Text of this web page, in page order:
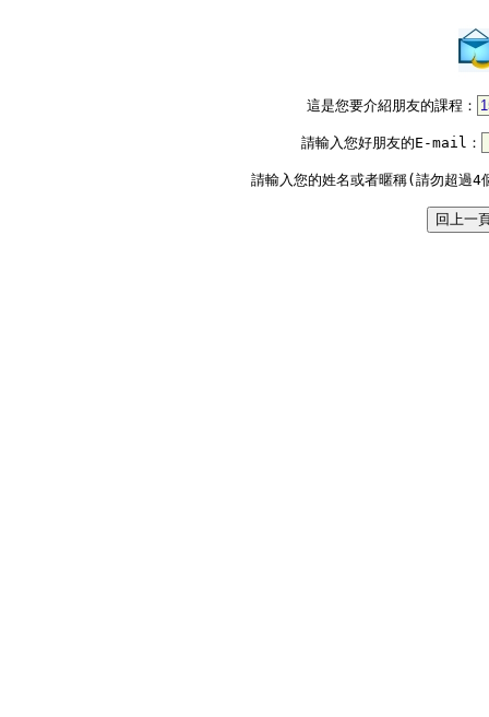
這是您要介紹朋友的課程：
請輸入您好朋友的E-mail：
請輸入您的姓名或者暱稱(請勿超過4